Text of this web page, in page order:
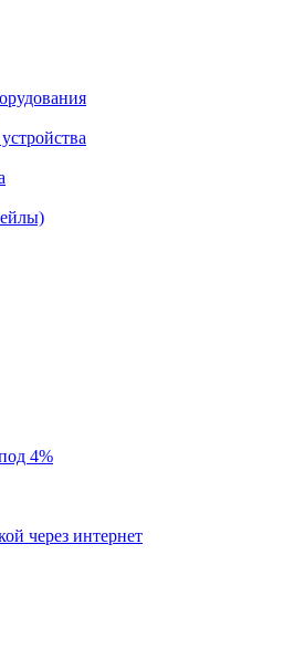
4%
через интернет